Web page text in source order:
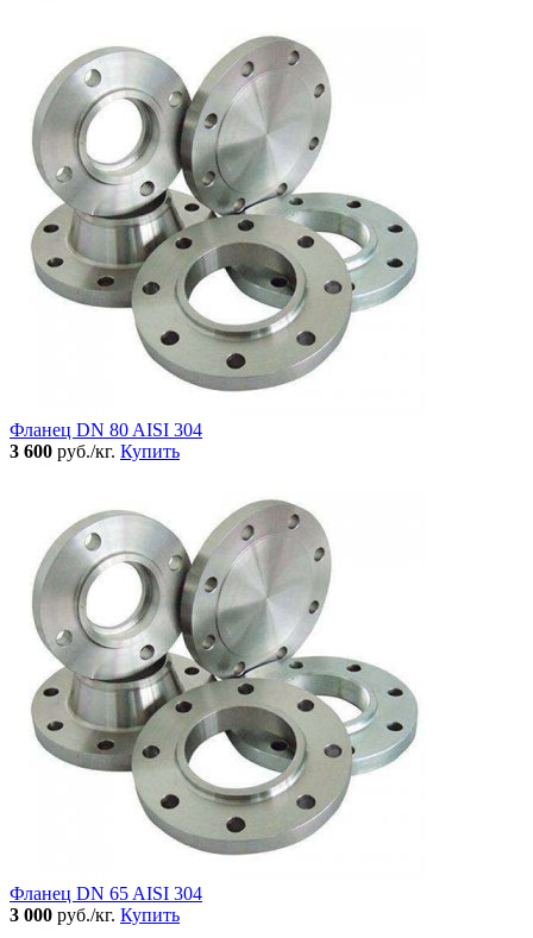
Фланец DN 80 AISI 304
3 600 руб./кг. Купить
Фланец DN 65 AISI 304
3 000 руб./кг. Купить